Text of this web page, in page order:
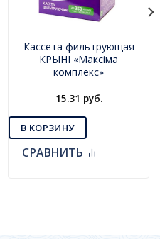
Кассета фильтрующая
КРЫНI «Максiма
комплекс»
15.31 руб.
В КОРЗИНУ
СРАВНИТЬ